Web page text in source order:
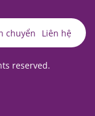
chuyển Liên hệ
reserved.